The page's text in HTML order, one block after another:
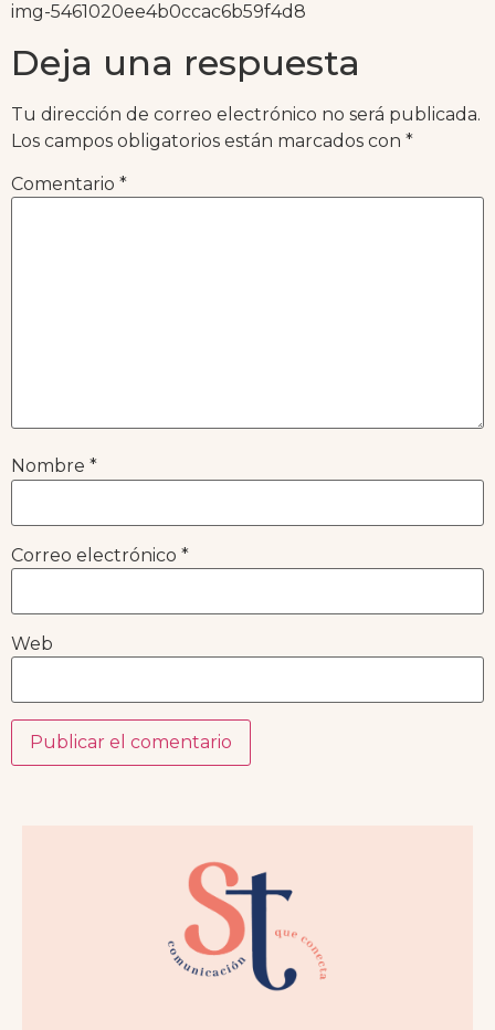
img-5461020ee4b0ccac6b59f4d8
Deja una respuesta
Tu dirección de correo electrónico no será publicada.
Los campos obligatorios están marcados con *
Comentario *
Nombre *
Correo electrónico *
Web